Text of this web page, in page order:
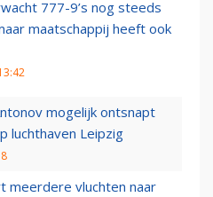
777-9’s nog steeds
maatschappij heeft ook
mogelijk ontsnapt
luchthaven Leipzig
meerdere vluchten naar